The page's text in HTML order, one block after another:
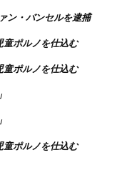
ン・バンセルを逮捕
童ポルノを仕込む
童ポルノを仕込む
童ポルノを仕込む